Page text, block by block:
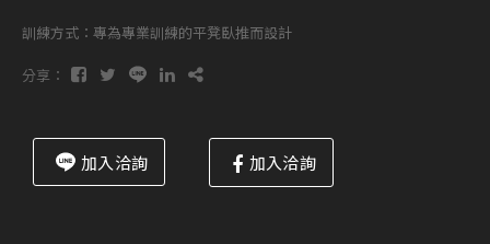
訓練方式：專為專業訓練的平凳臥推而設計
分享：
加入洽詢 加入洽詢